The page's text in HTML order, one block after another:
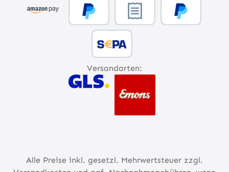
Versandarten:
Alle Preise inkl. gesetzl. Mehrwertsteuer zzgl.